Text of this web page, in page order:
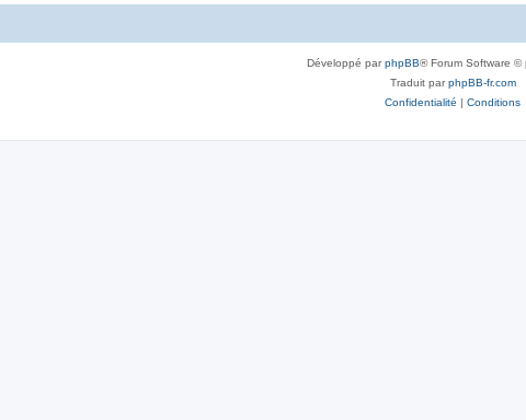
Développé parphpBB® Forum Software ©
Traduit parphpBB-fr.com
Confidentialité | Conditions